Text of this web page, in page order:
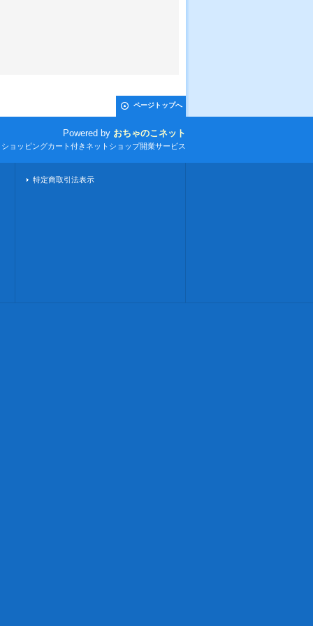
ページトップへ
Powered by おちゃのこネット
ョッピングカート付きネットショップ開業サービス
特定商取引法表示